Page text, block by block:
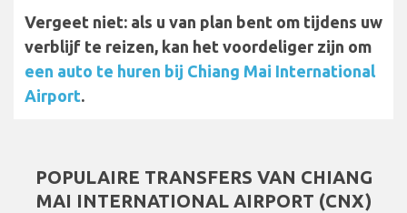
Vergeet niet: als u van plan bent om tijdens uw
verblijf te reizen, kan het voordeliger zijn om
een auto te huren bij Chiang Mai International
Airport.
POPULAIRE TRANSFERS VAN CHIANG
MAI INTERNATIONAL AIRPORT (CNX)